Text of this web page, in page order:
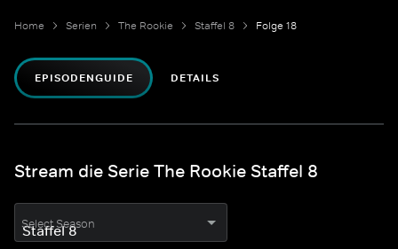
Home Serien The Rookie Staffel 8 Folge 18
EPISODENGUIDE DETAILS
Stream die Serie The Rookie Staffel 8
Select Season